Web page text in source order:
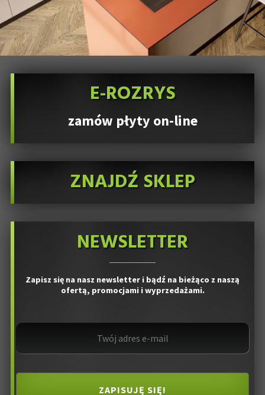
E-ROZRYS
zamów płyty on-line
ZNAJDŹ SKLEP
NEWSLETTER
Zapisz się na nasz newsletter i bądź na bieżąco z naszą
ofertą, promocjami i wyprzedażami.